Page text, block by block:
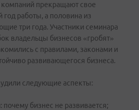
компаний прекращают свое
работы, а половина из
три года. Участники семинара
владельцы бизнесов «гробят»
с правилами, законами и
развивающегося бизнеса.
следующие аспекты:
почему бизнес не развивается;